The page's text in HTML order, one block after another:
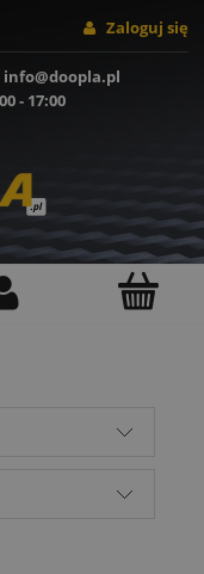
Zaloguj się
info@doopla.pl
- 17:00